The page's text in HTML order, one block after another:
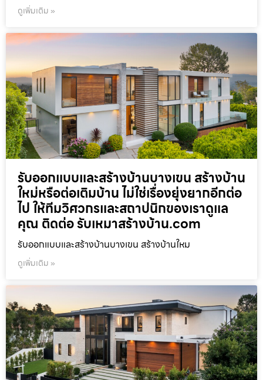
ดูเพิ่มเติม »
รับออกแบบและสร้างบ้านบางเขน สร้างบ้าน
ใหม่หรือต่อเติมบ้าน ไม่ใช่เรื่องยุ่งยากอีกต่อ
ไป ให้ทีมวิศวกรและสถาปนิกของเราดูแล
คุณ ติดต่อ รับเหมาสร้างบ้าน.com
รับออกแบบและสร้างบ้านบางเขน สร้างบ้านใหม
ดูเพิ่มเติม »